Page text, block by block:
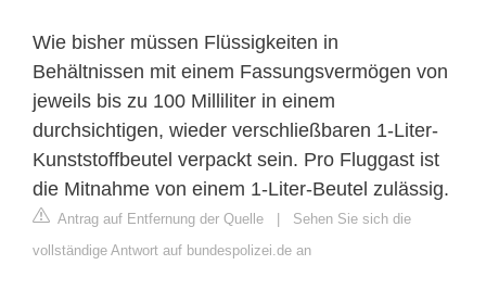
Wie bisher müssen Flüssigkeiten in
Behältnissen mit einem Fassungsvermögen von
jeweils bis zu 100 Milliliter in einem
durchsichtigen, wieder verschließbaren 1-Liter-
Kunststoffbeutel verpackt sein. Pro Fluggast ist
die Mitnahme von einem 1-Liter-Beutel zulässig.
Antrag auf Entfernung der Quelle | Sehen Sie sich die
vollständige Antwort auf bundespolizei.de an